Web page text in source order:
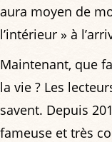
aura moyen de
l’intérieur » à
Maintenant, que
la vie ? Les
savent. Depuis
fameuse et très